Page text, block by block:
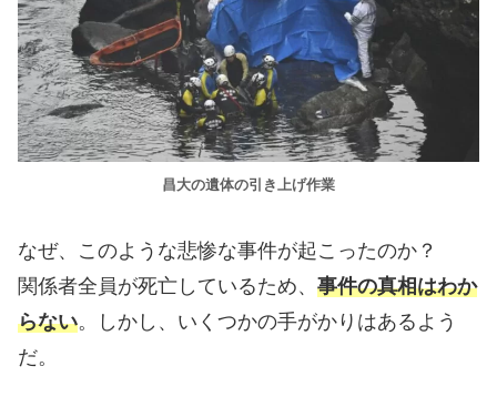
昌大の遺体の引き上げ作業
なぜ、このような悲惨な事件が起こったのか？
関係者全員が死亡しているため、 事件の真相はわか
らない。しかし、いくつかの手がかりはあるよう
だ。